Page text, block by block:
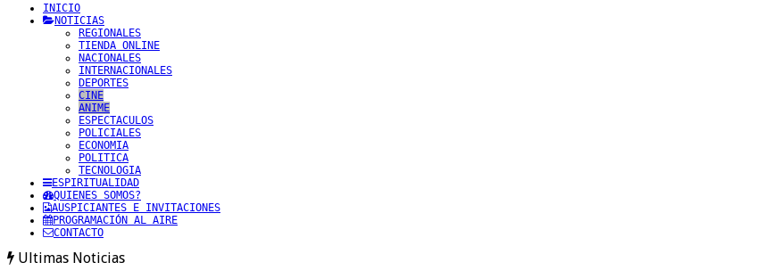
INICIO
NOTICIAS
REGIONALES
TIENDA ONLINE
NACIONALES
INTERNACIONALES
DEPORTES
CINE
ANIME
ESPECTACULOS
POLICIALES
ECONOMIA
POLITICA
TECNOLOGIA
ESPIRITUALIDAD
QUIENES SOMOS?
AUSPICIANTES E INVITACIONES
PROGRAMACIÓN AL AIRE
CONTACTO
Ultimas Noticias